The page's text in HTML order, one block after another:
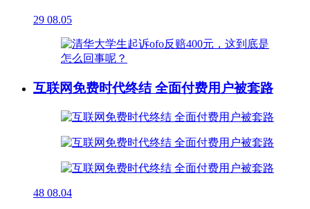
29 08.05
互联网免费时代终结 全面付费用户被套路
48 08.04